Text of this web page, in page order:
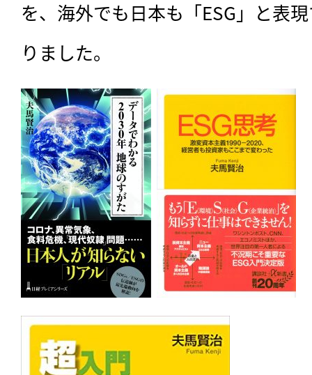
を、海外でも日本も「ESG」と表
りました。
記事をお気に入りに
ログインが必
ログイン